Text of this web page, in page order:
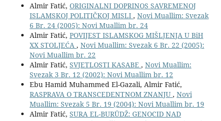
Almir Fatić, ORIGINALNI DOPRINOS SAVREMENOJ
ISLAMSKOJ POLITIČKOJ MISLI , Novi Muallim: Svezak
6 Br. 24 (2005): Novi Muallim br. 24
Almir Fatić, POVIJEST ISLAMSKOG MIŠLJENJA U BiH
XX STOLJEĆA , Novi Muallim: Svezak 6 Br. 22 (2005):
Novi Muallim br. 22
Almir Fatić, SVJETLOSTI KASABE , Novi Muallim:
Svezak 3 Br. 12 (2002): Novi Muallim br. 12
Ebu Hamid Muhammed El-Gazali, Almir Fatić,
RASPRAVA O TRANSCEDENTNOM ZNANJU , Novi
Muallim: Svezak 5 Br. 19 (2004): Novi Muallim br. 19
Almir Fatić, SURA EL-BURŪDŽ: GENOCID NAD